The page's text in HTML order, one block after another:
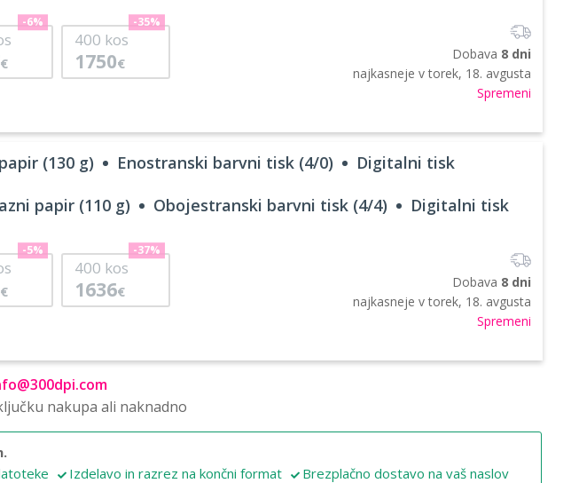
€
-6%
400 kos
1750€
-35%
Dobava 8 dni
najkasneje vtorek, 18. avgusta
Spremeni
(130 g) Enostranski barvni tisk (4/0) Digitalni tisk
papir (110 g) Obojestranski barvni tisk (4/4) Digitalni tisk
€
-5%
400 kos
1636€
-37%
Dobava 8 dni
najkasneje vtorek, 18. avgusta
Spremeni
nakupa ali naknadno
Izdelavo in razrez na končni format Brezplačno dostavo na vaš naslov